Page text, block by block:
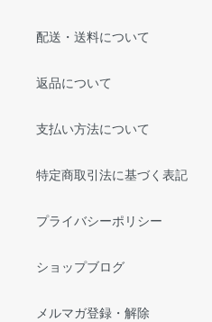
配送・送料について
返品について
支払い方法について
特定商取引法に基づく表記
プライバシーポリシー
ショップブログ
メルマガ登録・解除